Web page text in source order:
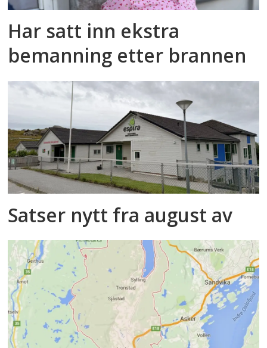
Har satt inn ekstra
bemanning etter brannen
Satser nytt fra august av